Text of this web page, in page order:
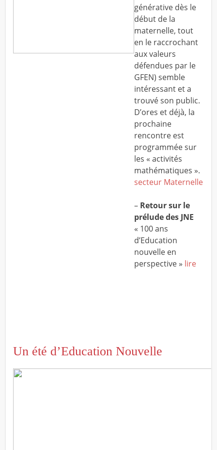
générative dès le
début de la
maternelle, tout
en le raccrochant
aux valeurs
défendues par le
GFEN) semble
intéressant et a
trouvé son public.
D’ores et déjà, la
prochaine
rencontre est
programmée sur
les « activités
mathématiques ».
secteur Maternelle
– Retour sur le
prélude des JNE
« 100 ans
d’Education
nouvelle en
perspective » lire
Un été d’Education Nouvelle